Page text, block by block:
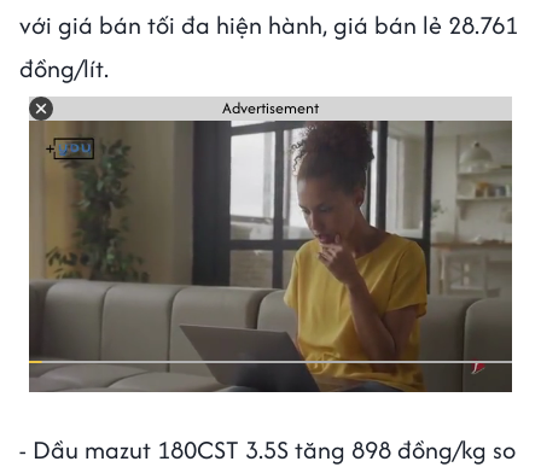
với giá bán tối đa hiện hành, giá bán lẻ 28.761
đồng/lít.
Advertisement
- Dầu mazut 180CST 3.5S tăng 898 đồng/kg so